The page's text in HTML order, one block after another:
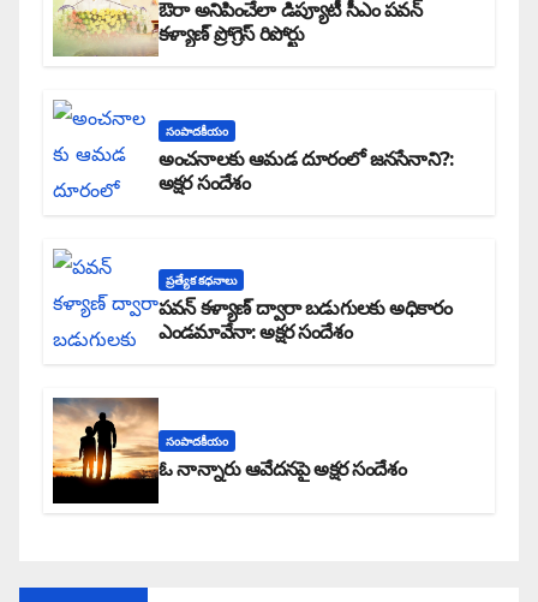
ఔరా అనిపించేలా డిప్యూటీ సీఎం పవన్
కళ్యాణ్ ప్రోగ్రెస్ రిపోర్టు
సంపాదకీయం
అంచనాలకు ఆమడ దూరంలో జనసేనాని?:
అక్షర సందేశం
ప్రత్యేక కధనాలు
పవన్ కళ్యాణ్ ద్వారా బడుగులకు అధికారం
ఎండమావేనా: అక్షర సందేశం
సంపాదకీయం
ఓ నాన్నారు ఆవేదనపై అక్షర సందేశం